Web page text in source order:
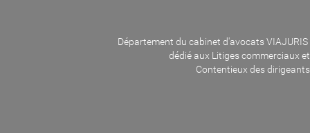
Département du cabinet d'avocats VIAJURIS
dédié aux Litiges commerciaux et
Contentieux des dirigeants